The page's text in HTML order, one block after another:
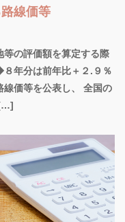
線価等
の評価額を算定する際
年分は前年比＋２.９％
価等を公表し、 全国の
[…]